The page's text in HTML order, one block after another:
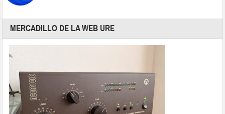
MERCADILLO DE LA WEB URE